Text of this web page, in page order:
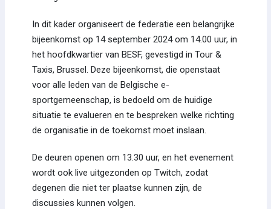
In dit kader organiseert de federatie een belangrijke
bijeenkomst op 14 september 2024 om 14.00 uur, in
het hoofdkwartier van BESF, gevestigd in Tour &
Taxis, Brussel. Deze bijeenkomst, die openstaat
voor alle leden van de Belgische e-
sportgemeenschap, is bedoeld om de huidige
situatie te evalueren en te bespreken welke richting
de organisatie in de toekomst moet inslaan.
De deuren openen om 13.30 uur, en het evenement
wordt ook live uitgezonden op Twitch, zodat
degenen die niet ter plaatse kunnen zijn, de
discussies kunnen volgen.